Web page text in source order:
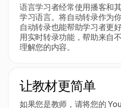
语言学习者经常使用播客和
学习语言。将自动转录作为
自动转录也能帮助学习者更
用实时转录功能，帮助来自
理解您的内容。
让教材更简单
如果您是教师，请将您的